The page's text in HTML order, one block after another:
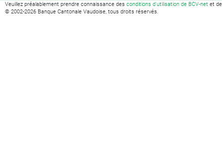
Veuillez préalablement prendre connaissance des conditions d'utilisation de BCV-net et
© 2002-2026 Banque Cantonale Vaudoise, tous droits réservés.